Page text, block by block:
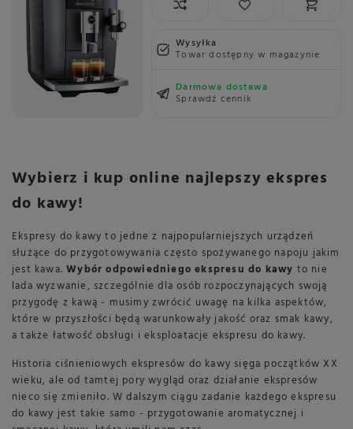
Wysyłka
Towar dostępny w magazynie
Darmowa dostawa
Sprawdź cennik
Wybierz i kup online najlepszy ekspres
do kawy!
Ekspresy do kawy to jedne z najpopularniejszych urządzeń
służące do przygotowywania często spożywanego napoju jakim
jest kawa.Wybór odpowiedniego ekspresu do kawy to nie
lada wyzwanie, szczególnie dla osób rozpoczynających swoją
przygodę z kawą - musimy zwrócić uwagę na kilka aspektów,
które w przyszłości będą warunkowały jakość oraz smak kawy,
a także łatwość obsługi i eksploatacje ekspresu do kawy.
Historia ciśnieniowych ekspresów do kawy sięga początków XX
wieku, ale od tamtej pory wygląd oraz działanie ekspresów
nieco się zmieniło. W dalszym ciągu zadanie każdego ekspresu
do kawy jest takie samo - przygotowanie aromatycznej i